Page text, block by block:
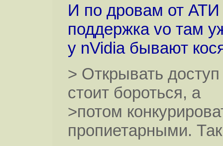
И по дровам от АТИ
поддержка vo там
у nVidia бывают
> Открывать
стоит бороться, а
>потом
пропиетарными.